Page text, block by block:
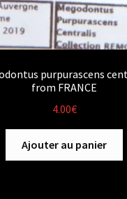
purpurascens
from FRANCE
4.00€
Ajouter au panier